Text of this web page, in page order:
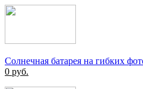
Солнечная батарея на гибких
0 руб.